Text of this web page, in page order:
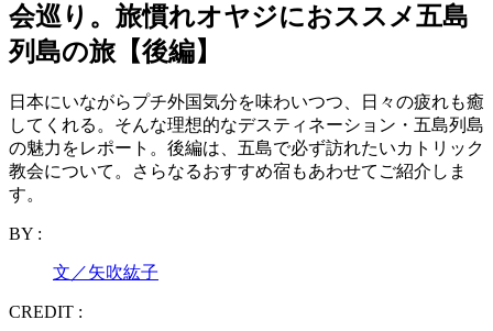
会巡り。旅慣れオヤジにおススメ五島
列島の旅【後編】
日本にいながらプチ外国気分を味わいつつ、日々の疲れも癒
してくれる。そんな理想的なデスティネーション・五島列島
の魅力をレポート。後編は、五島で必ず訪れたいカトリック
教会について。さらなるおすすめ宿もあわせてご紹介しま
す。
BY :
文／矢吹紘子
CREDIT :